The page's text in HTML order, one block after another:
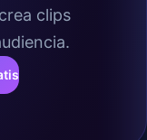
clips